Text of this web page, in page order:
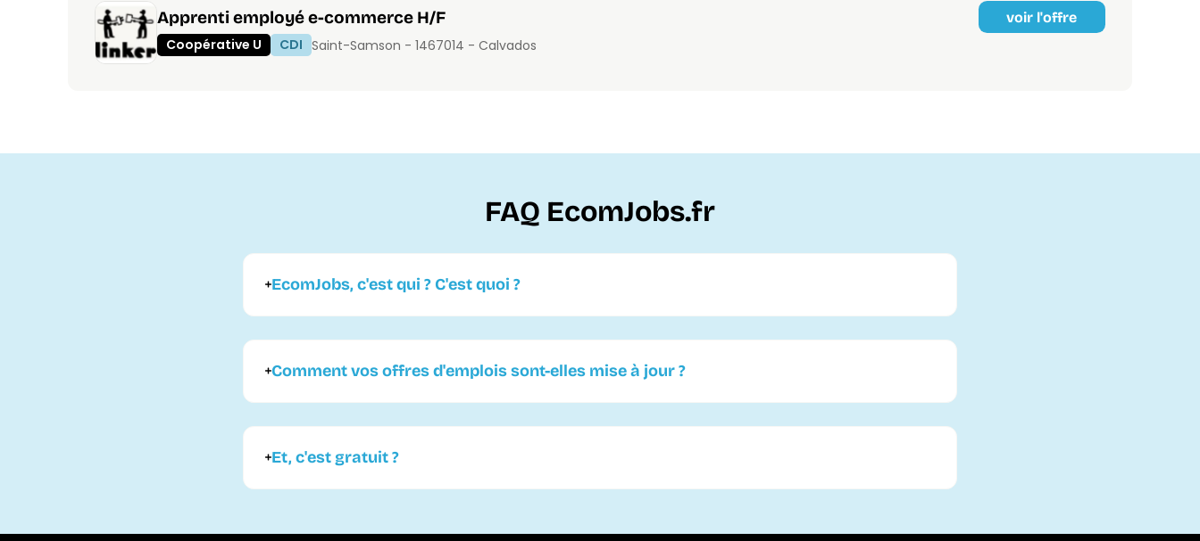
Apprenti employé e-commerce H/F voir l'offre
Coopérative U CDI Saint-Samson - 1467014 - Calvados
FAQ EcomJobs.fr
EcomJobs, c'est qui ? C'est quoi ?
Comment vos offres d'emplois sont-elles mise à jour ?
Et, c'est gratuit ?